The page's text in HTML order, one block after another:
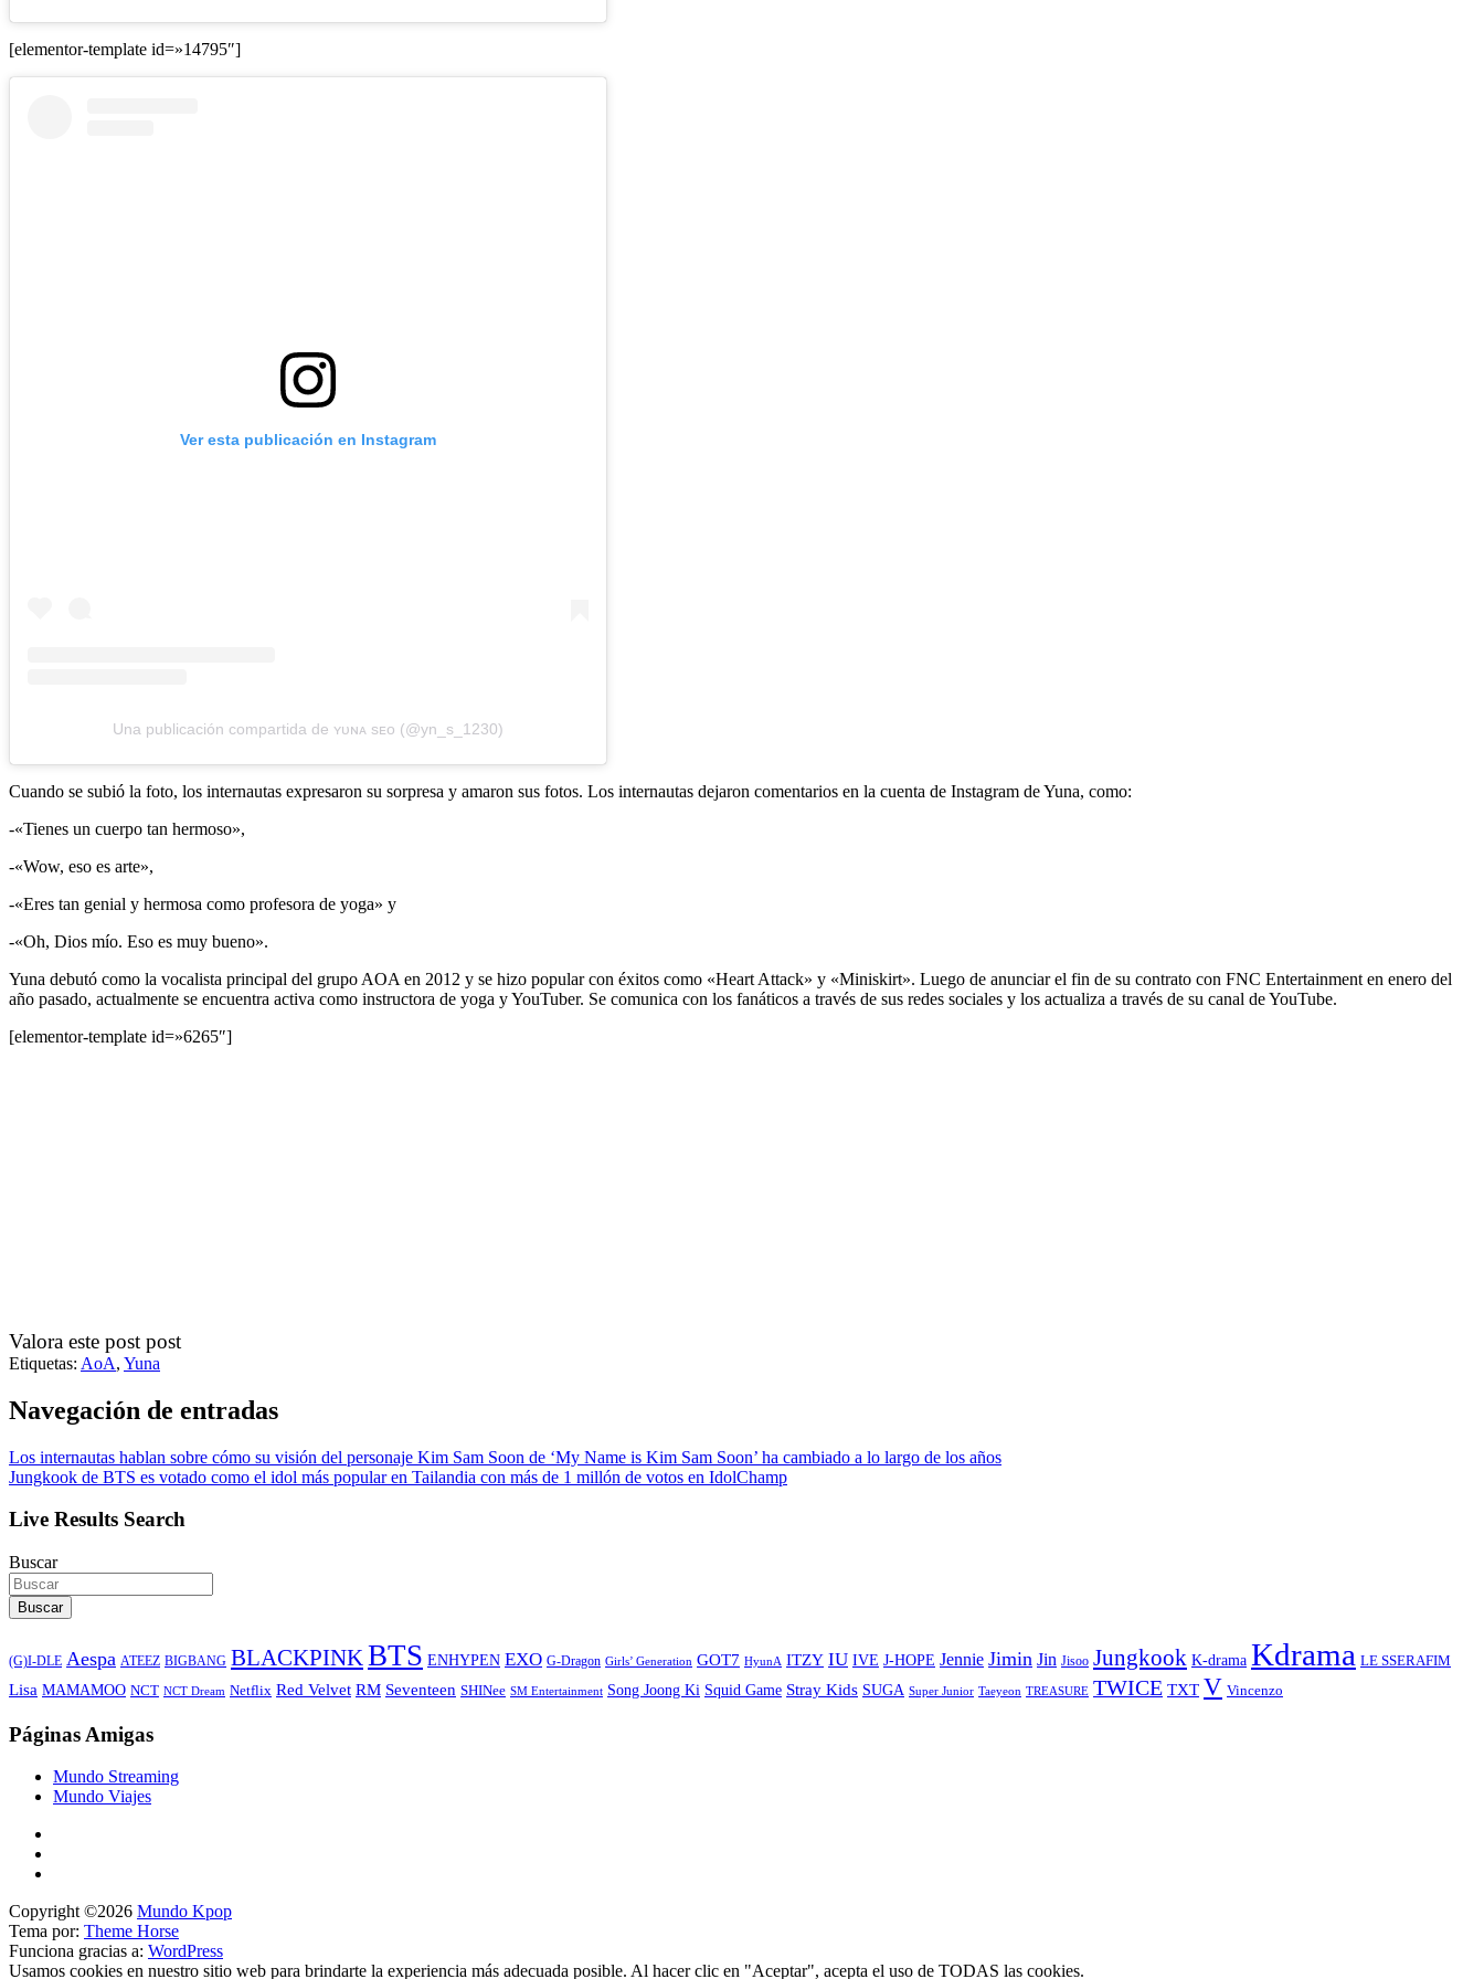
[elementor-template id=»14795″]
Ver esta publicación en Instagram
Una publicación compartida de ʏᴜɴᴀ sᴇᴏ (@yn_s_1230)
Cuando se subió la foto, los internautas expresaron su sorpresa y amaron sus fotos. Los internautas dejaron comentarios en la cuenta de Instagram de Yuna, como:
-«Tienes un cuerpo tan hermoso»,
-«Wow, eso es arte»,
-«Eres tan genial y hermosa como profesora de yoga» y
-«Oh, Dios mío. Eso es muy bueno».
Yuna debutó como la vocalista principal del grupo AOA en 2012 y se hizo popular con éxitos como «Heart Attack» y «Miniskirt». Luego de anunciar el fin de su contrato con FNC Entertainment en enero del
año pasado, actualmente se encuentra activa como instructora de yoga y YouTuber. Se comunica con los fanáticos a través de sus redes sociales y los actualiza a través de su canal de YouTube.
[elementor-template id=»6265″]
Valora este post post
Etiquetas: AoA, Yuna
Navegación de entradas
Los internautas hablan sobre cómo su visión del personaje Kim Sam Soon de ‘My Name is Kim Sam Soon’ ha cambiado a lo largo de los años
Jungkook de BTS es votado como el idol más popular en Tailandia con más de 1 millón de votos en IdolChamp
Live Results Search
Buscar
Buscar
(G)I-DLE Aespa ATEEZ BIGBANG BLACKPINKBTS ENHYPEN EXO G-Dragon Girls’ Generation GOT7 HyunA ITZY IU IVE J-HOPE Jennie Jimin Jin Jisoo Jungkook K-drama Kdrama LE SSERAFIM
Lisa MAMAMOO NCT NCT Dream Netflix Red Velvet RM Seventeen SHINee SM Entertainment Song Joong Ki Squid Game Stray Kids SUGA Super Junior Taeyeon TREASURE TWICE TXT V Vincenzo
Páginas Amigas
Mundo Streaming
Mundo Viajes
Copyright ©2026 Mundo Kpop
Tema por: Theme Horse
Funciona gracias a: WordPress
Usamos cookies en nuestro sitio web para brindarte la experiencia más adecuada posible. Al hacer clic en "Aceptar", acepta el uso de TODAS las cookies.